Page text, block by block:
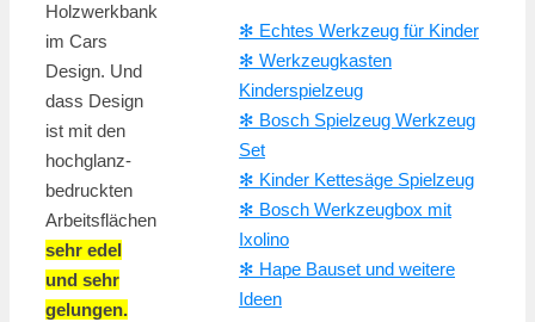
Holzwerkbank
im Cars
Design. Und
dass Design
ist mit den
hochglanz-
bedruckten
Arbeitsflächen
sehr edel
und sehr
gelungen.
✻ Echtes Werkzeug für Kinder
✻ Werkzeugkasten
Kinderspielzeug
✻ Bosch Spielzeug Werkzeug
Set
✻ Kinder Kettesäge Spielzeug
✻ Bosch Werkzeugbox mit
Ixolino
✻ Hape Bauset und weitere
Ideen